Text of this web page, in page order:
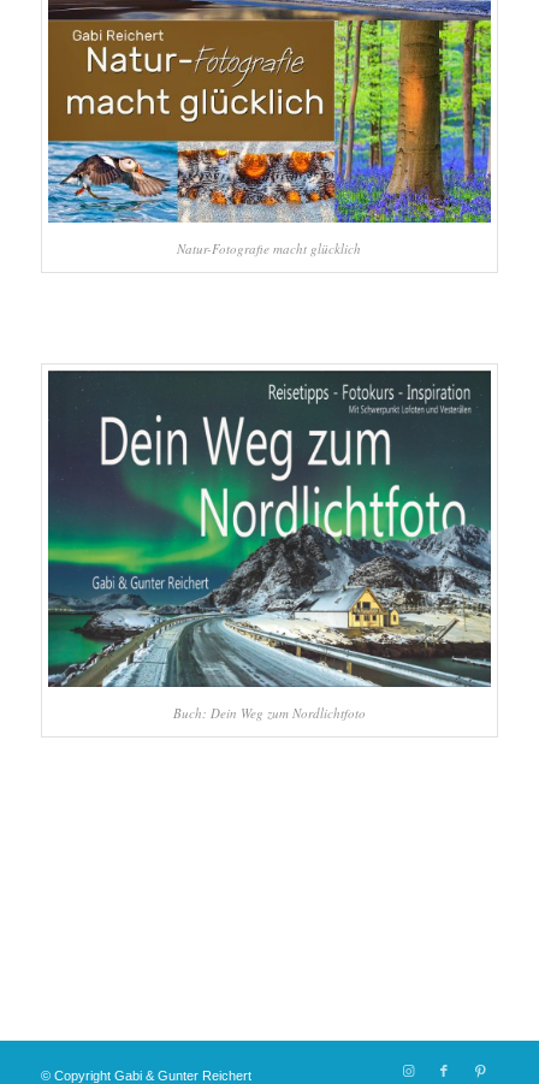
Natur-Fotografie macht glücklich
Buch: Dein Weg zum Nordlichtfoto
© Copyright Gabi & Gunter Reichert